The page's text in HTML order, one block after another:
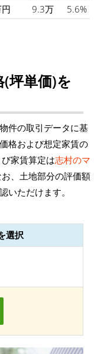
9.3万 5.6%
坪単価)を
件の取引データに基
格および想定家賃の
家賃算定は志村のマ
、土地部分の評価額
いただけます。
選択